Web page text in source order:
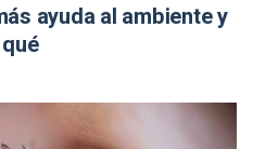
ayuda al ambiente y